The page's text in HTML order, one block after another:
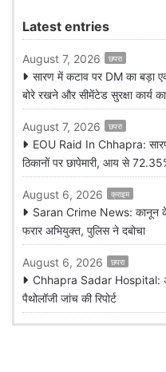
Latest entries
August 7, 2026 छपरा
सारण में कटाव पर DM का बड़ा
बोरे रखने और सीमेंटेड सुरक्षा कार्य
August 7, 2026 छपरा
EOU Raid In Chhapra:
ठिकानों पर छापेमारी, आय से
August 6, 2026 क्राइम
Saran Crime News: कानून
फरार अभियुक्त, पुलिस ने दबोचा
August 6, 2026 छपरा
Chhapra Sadar Hospital: अब
पैथोलॉजी जांच की रिपोर्ट